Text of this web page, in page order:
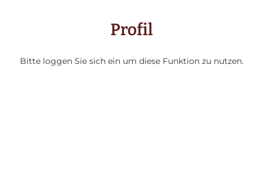
Profil
Bitte loggen Sie sich ein um diese Funktion zu nutzen.